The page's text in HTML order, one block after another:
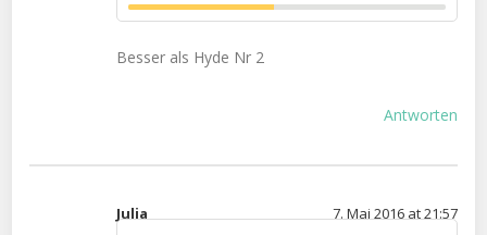
Besser als Hyde Nr 2
Antworten
Julia 7. Mai 2016 at 21:57